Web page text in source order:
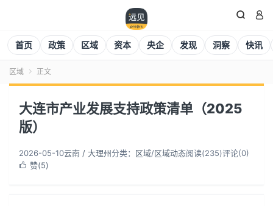
 
首页 政策 区域 资本 央企 发现 洞察 快讯
区域  正文
大连市产业发展支持政策清单（2025
版）
2026-05-10云南 / 大理州分类： 区域/区域动态阅读(235)评论(0)
 赞(5)